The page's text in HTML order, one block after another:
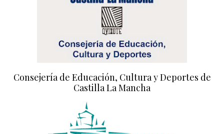
Consejería de Educación, Cultura y Deportes de
Castilla La Mancha